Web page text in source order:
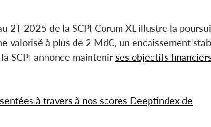
2T 2025 de la SCPI Corum XL illustre la
valorisé à plus de 2 Md€, un encaissement
SCPI annonce maintenir ses objectifs
à travers à nos scores Deeptindex de